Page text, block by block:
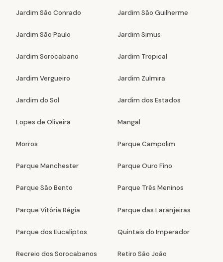
Jardim São Conrado Jardim São Guilherme
Jardim São Paulo Jardim Simus
Jardim Sorocabano Jardim Tropical
Jardim Vergueiro Jardim Zulmira
Jardim do Sol Jardim dos Estados
Lopes de Oliveira Mangal
Morros Parque Campolim
Parque Manchester Parque Ouro Fino
Parque São Bento Parque Três Meninos
Parque Vitória Régia Parque das Laranjeiras
Parque dos Eucaliptos Quintais do Imperador
Recreio dos Sorocabanos Retiro São João